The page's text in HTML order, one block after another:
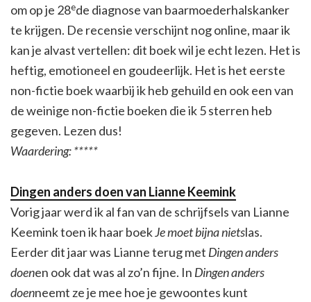
om op je 28ede diagnose van baarmoederhalskanker
te krijgen. De recensie verschijnt nog online, maar ik
kan je alvast vertellen: dit boek wil je echt lezen. Het is
heftig, emotioneel en goudeerlijk. Het is het eerste
non-fictie boek waarbij ik heb gehuild en ook een van
de weinige non-fictie boeken die ik 5 sterren heb
gegeven. Lezen dus!
Waardering: *****
Dingen anders doen van Lianne Keemink
Vorig jaar werd ik al fan van de schrijfsels van Lianne
Keemink toen ik haar boekJe moet bijna nietslas.
Eerder dit jaar was Lianne terug met Dingen anders
doenen ook dat was al zo’n fijne. In Dingen anders
doenneemt ze je mee hoe je gewoontes kunt